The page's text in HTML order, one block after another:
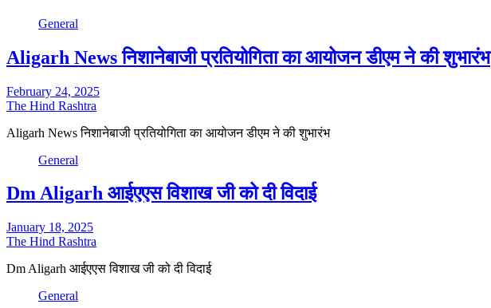
General
Aligarh News निशानेबाजी प्रतियोगिता का आयोजन डीएम ने की शुभारंभ
February 24, 2025
The Hind Rashtra
Aligarh News निशानेबाजी प्रतियोगिता का आयोजन डीएम ने की शुभारंभ
General
Dm Aligarh आईएएस विशाख जी को दी विदाई
January 18, 2025
The Hind Rashtra
Dm Aligarh आईएएस विशाख जी को दी विदाई
General